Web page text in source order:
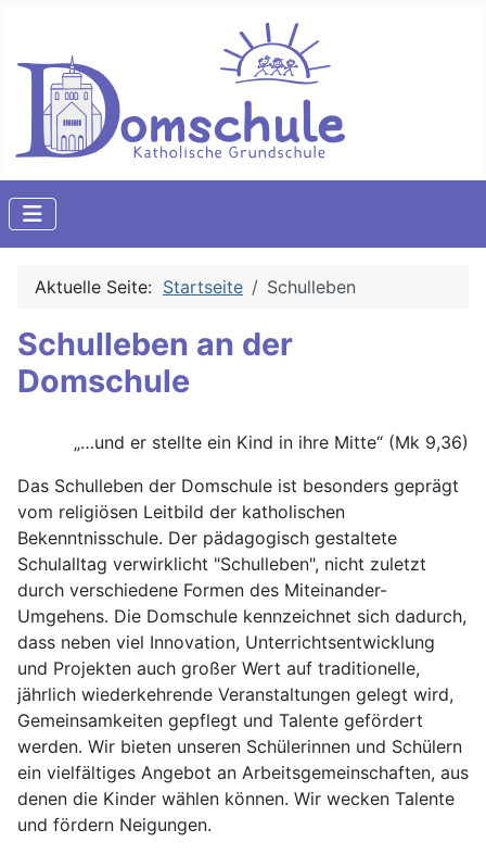
Aktuelle Seite: Startseite Schulleben
Schulleben an der
Domschule
„…und er stellte ein Kind in ihre Mitte“ (Mk 9,36)
Das Schulleben der Domschule ist besonders geprägt
vom religiösen Leitbild der katholischen
Bekenntnisschule. Der pädagogisch gestaltete
Schulalltag verwirklicht "Schulleben", nicht zuletzt
durch verschiedene Formen des Miteinander-
Umgehens. Die Domschule kennzeichnet sich dadurch,
dass neben viel Innovation, Unterrichtsentwicklung
und Projekten auch großer Wert auf traditionelle,
jährlich wiederkehrende Veranstaltungen gelegt wird,
Gemeinsamkeiten gepflegt und Talente gefördert
werden. Wir bieten unseren Schülerinnen und Schülern
ein vielfältiges Angebot an Arbeitsgemeinschaften, aus
denen die Kinder wählen können. Wir wecken Talente
und fördern Neigungen.